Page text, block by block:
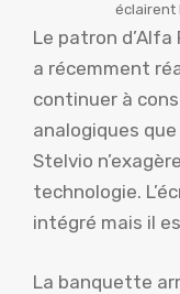
éclairent
Le patron
a récemment
continuer à
analogiques
Stelvio
technologie.
intégré mais il
La banquette